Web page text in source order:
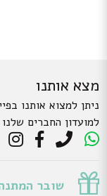
מצא אותנו
ניתן למצוא אותנו
למועדון החברים שלנו
שובר